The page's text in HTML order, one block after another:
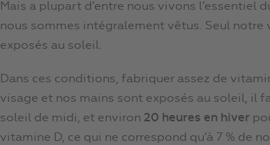
Mais a plupart d’entre nous vivons l’essentiel
nous sommes intégralement vêtus. Seul
exposés au soleil.
Dans ces conditions, fabriquer assez de
visage et nos mains sont exposés au soleil, il
soleil de midi, et environ 20 heures en hiver
vitamine D, ce qui ne correspond qu’à 7 % de